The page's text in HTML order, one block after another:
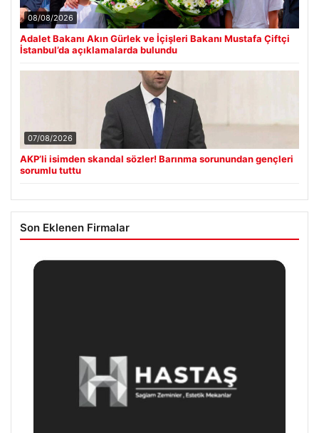
08/08/2026
Adalet Bakanı Akın Gürlek ve İçişleri Bakanı Mustafa Çiftçi
İstanbul’da açıklamalarda bulundu
07/08/2026
AKP’li isimden skandal sözler! Barınma sorunundan gençleri
sorumlu tuttu
Son Eklenen Firmalar